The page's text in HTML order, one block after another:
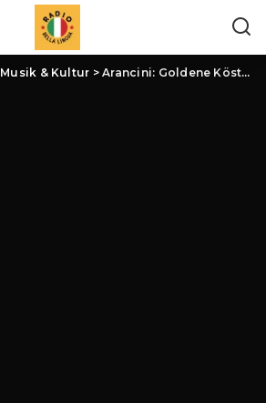
Musik & Kultur >Arancini: Goldene Köstlichkeiten aus Sizilien – Mehr als nur gefüllte Reisbällchen!